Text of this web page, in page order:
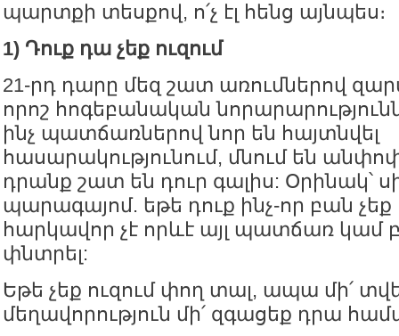
պարտքի տեսքով, ո՛չ էլ հենց այնպես։
1) Դուք դա չեք ուզում
21-րդ դարը մեզ շատ առումներով
որոշ հոգեբանական
ինչ պատճառներով նոր են հայտնվել
հասարակությունում, մնում են
դրանք շատ են դուր գալիս: Օրինակ՝
պարագայոմ. եթե դուք ինչ-որ բան
հարկավոր չէ որևէ այլ պատճառ կամ
փնտրել:
Եթե չեք ուզում փող տալ, ապա մի՛
մեղավորություն մի՛ զգացեք դրա